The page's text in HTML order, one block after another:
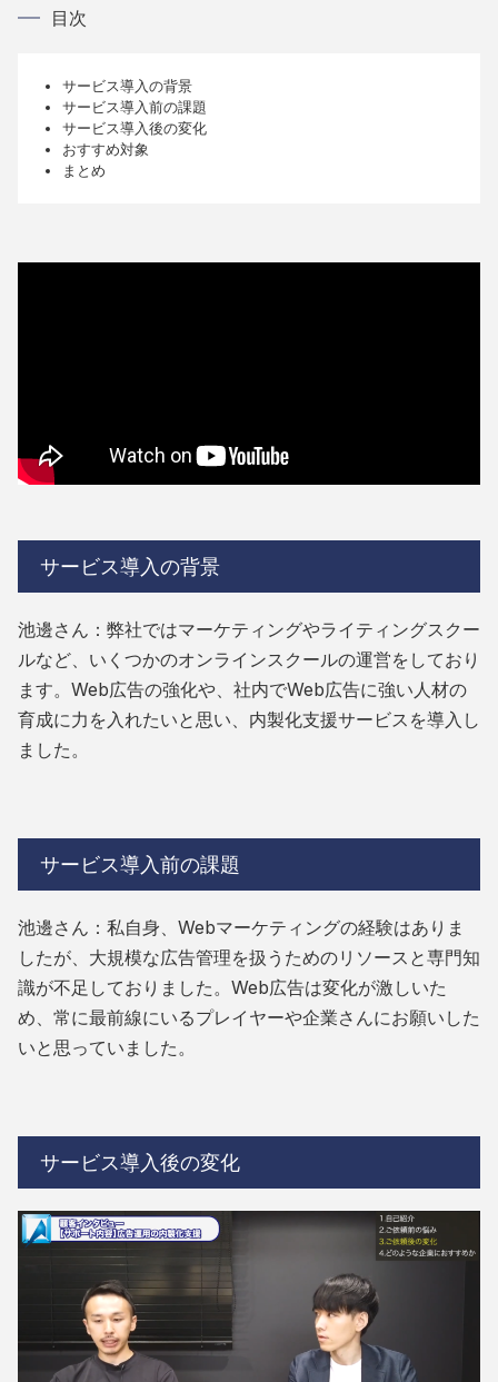
目次
サービス導入の背景
サービス導入前の課題
サービス導入後の変化
おすすめ対象
まとめ
サービス導入の背景
池邊さん：弊社ではマーケティングやライティングスクー
ルなど、いくつかのオンラインスクールの運営をしており
ます。Web広告の強化や、社内でWeb広告に強い人材の
育成に力を入れたいと思い、内製化支援サービスを導入し
ました。
サービス導入前の課題
池邊さん：私自身、Webマーケティングの経験はありま
したが、大規模な広告管理を扱うためのリソースと専門知
識が不足しておりました。Web広告は変化が激しいた
め、常に最前線にいるプレイヤーや企業さんにお願いした
いと思っていました。
サービス導入後の変化